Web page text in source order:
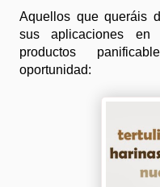
Aquellos que queráis
sus aplicaciones
productos
oportunidad: